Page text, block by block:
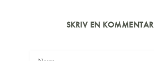
SKRIV EN KOMMENTAR